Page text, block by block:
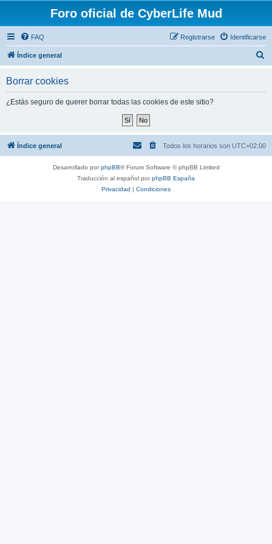
Foro oficial de CyberLife Mud
FAQ Identificarse
Registrarse
Índice general
Borrar cookies
¿Estás seguro de querer borrar todas las cookies de este sitio?
Índice general Todos los horarios son UTC+02:00
Desarrollado porphpBB® Forum Software © phpBB Limited
Traducción al español porphpBB España
Privacidad | Condiciones